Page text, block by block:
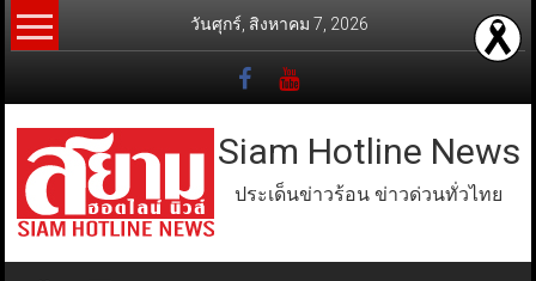
Skip
to
วันศุกร์, สิงหาคม 7, 2026
Siam Hotline News
ประเด็นข่าวร้อน ข่าวด่วนทั่วไทย